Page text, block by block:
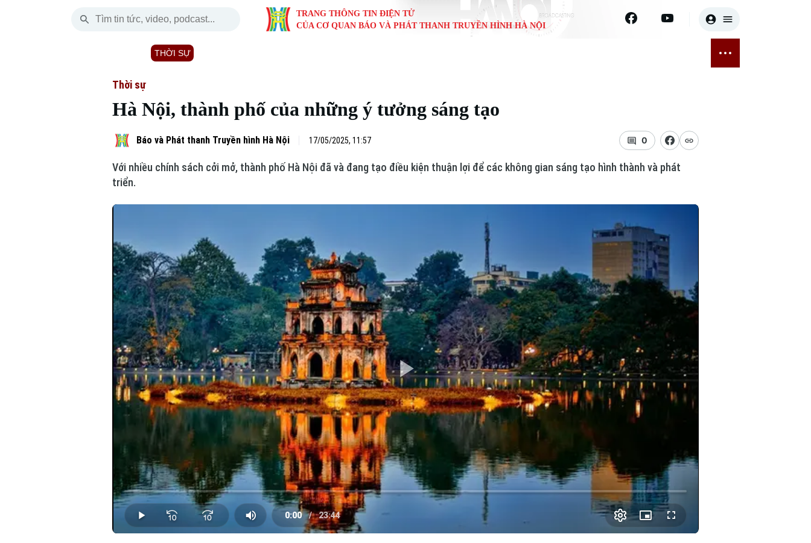
TRANG THÔNG TIN ĐIỆN TỬ
CỦA CƠ QUAN BÁO VÀ PHÁT THANH TRUYỀN HÌNH HÀ NỘI
THỜI SỰ
Chính trị
Xã hội
An ninh trật tự
Người Hà Nội
Khoảnh khắc Hà Nội
Ẩm thực
Quân sự
Hồ sơ
Người Việt 4 phương
Cafe sáng
Tài chính Ngân hàng
Doanh nghiệp
Đầu tư
Căn hộ
Đất đai
Tàu
Xe máy
Thị trường
Tuyển sinh Làng nghề
Điện ảnh
Thời trang
Thời sự
Hà Nội, thành phố của những ý tưởng sáng tạo
Báo và Phát thanh Truyền hình Hà Nội 17/05/2025, 11:57 0
Với nhiều chính sách cởi mở, thành phố Hà Nội đã và đang tạo điều kiện thuận lợi để các không gian sáng tạo hình thành và phát
triển.
Play
Video
Loaded:
0.00%
Play Mute
Current
0:00
/
Duration
23:44
Picture-
in-
Fullscreen